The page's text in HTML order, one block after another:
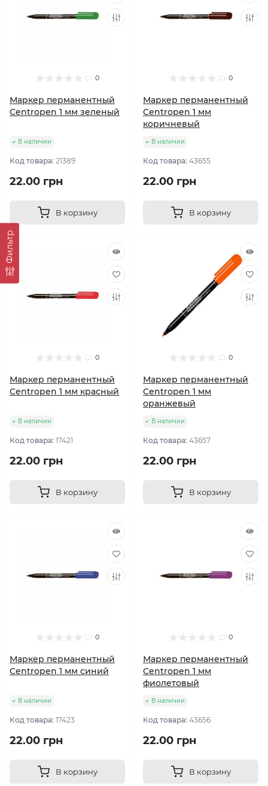
Фильтр
0
Маркер перманентный
Centropen 1 мм зеленый
В наличии
Код товара: 21389
22.00 грн
В корзину
0
Маркер перманентный
Centropen 1 мм
коричневый
В наличии
Код товара: 43655
22.00 грн
В корзину
0
Маркер перманентный
Centropen 1 мм красный
В наличии
Код товара: 17421
22.00 грн
В корзину
0
Маркер перманентный
Centropen 1 мм
оранжевый
В наличии
Код товара: 43657
22.00 грн
В корзину
0
Маркер перманентный
Centropen 1 мм синий
В наличии
Код товара: 17423
22.00 грн
В корзину
0
Маркер перманентный
Centropen 1 мм
фиолетовый
В наличии
Код товара: 43656
22.00 грн
В корзину